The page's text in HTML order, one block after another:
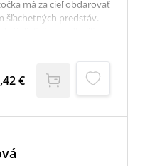
má za cieľ obdarovať
šľachetných predstáv.
s Pannou Máriou a
Popri tradičných
poukázal aj na
a ochotné plnenie
€